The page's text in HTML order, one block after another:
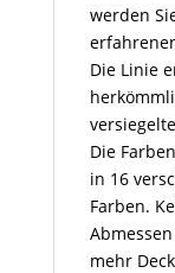
werden
Die Linie
Die
in 16
Farben.
mehr